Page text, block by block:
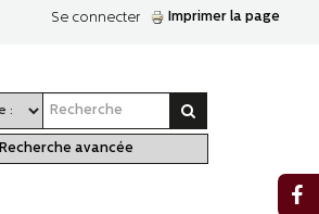
Se connecter Imprimer la page
Recherche avancée